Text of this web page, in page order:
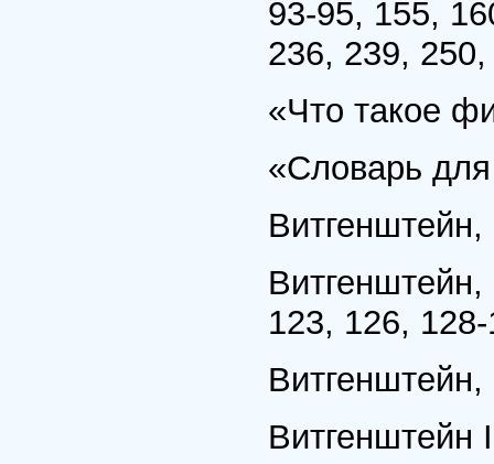
93-95, 155,
236, 239,
«Что такое
«Словарь
Витгенштейн,
123, 126,
Витгенштейн